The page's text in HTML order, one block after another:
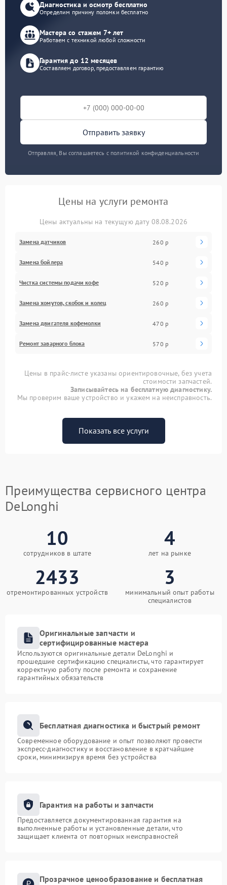
Диагностика и осмотр бесплатно
Определим причину поломки бесплатно
Мастера со стажем 7+ лет
Работаем с техникой любой сложности
Гарантия до 12 месяцев
Составляем договор, предоставляем гарантию
Отправить заявку
Отправляя, Вы соглашаетесь с политикой конфиденциальности
Цены на услуги ремонта
Цены актуальны на текущую дату 08.08.2026
Замена датчиков 260 р
Замена бойлера 540 р
Чистка системы подачи кофе 520 р
Замена хомутов, скобок и колец 260 р
Замена двигателя кофемолки 470 р
Ремонт заварного блока 570 р
Цены в прайс-листе указаны ориентировочные, без учета
стоимости запчастей.
Записывайтесь на бесплатную диагностику.
Мы проверим ваше устройство и укажем на неисправность.
Показать все услуги
Преимущества сервисного центра
DeLonghi
10
сотрудников в штате
4
лет на рынке
2433
отремонтированных устройств
3
минимальный опыт работы
специалистов
Оригинальные запчасти и
сертифицированные мастера
Используются оригинальные детали DeLonghi и
прошедшие сертификацию специалисты, что гарантирует
корректную работу после ремонта и сохранение
гарантийных обязательств
Бесплатная диагностика и быстрый ремонт
Современное оборудование и опыт позволяют провести
экспресс-диагностику и восстановление в кратчайшие
сроки, минимизируя время без устройства
Гарантия на работы и запчасти
Предоставляется документированная гарантия на
выполненные работы и установленные детали, что
защищает клиента от повторных неисправностей
Прозрачное ценообразование и бесплатная